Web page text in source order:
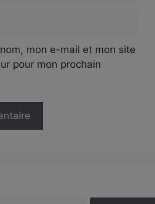
mon e-mail et mon site
pour mon prochain